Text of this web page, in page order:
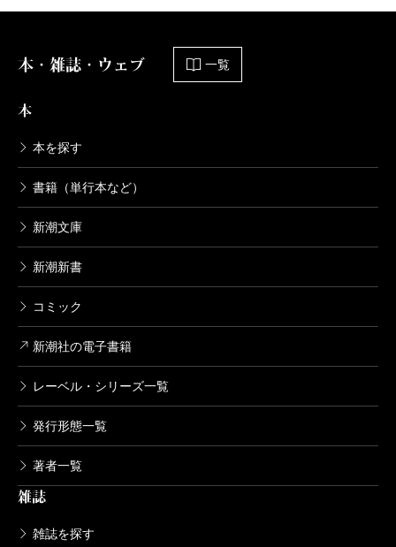
家事の切り盛りが上手で、学校の成績もいい。そし
にも理解を示す、“出来がいい”小学生である。
を持つアカハラ・マル合教授、実力派の腰かけ女性助
教などが、この物語に花を添えている。日本には数少
ない、見事なキャンパス小説である。
著者の高殿円氏は大学勤務の経験はないようだが、
大学の内情に関する詳細かつ正確な記述に唸らされ
た。評者の視力が衰える前に、続編が出ることを期待
している。
波 2014年11月号より
本・雑誌・ウェブ 一覧
本
本を探す
書籍（単行本など）
新潮文庫
新潮新書
コミック
新潮社の電子書籍
レーベル・シリーズ一覧
発行形態一覧
著者一覧
雑誌
雑誌を探す